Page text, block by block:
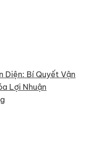
Diện: Bí Quyết Vận
Lợi Nhuận